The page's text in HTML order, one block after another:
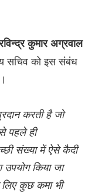
कुमार अग्रवाल
सचिव को इस संबंध
करती है जो
पहले ही
संख्या में ऐसे कैदी
किया जा
कुछ कमा भी